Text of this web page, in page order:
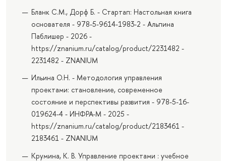
Бланк С.М., Дорф Б. - Стартап: Настольная книга
основателя - 978-5-9614-1983-2 - Альпина
Паблишер - 2026 -
https://znanium.ru/catalog/product/2231482 -
2231482 - ZNANIUM
Ильина О.Н. - Методология управления
проектами: становление, современное
состояние и перспективы развития - 978-5-16-
019624-4 - ИНФРА-М - 2025 -
https://znanium.ru/catalog/product/2183461 -
2183461 - ZNANIUM
Крумина, К. В. Управление проектами : учебное